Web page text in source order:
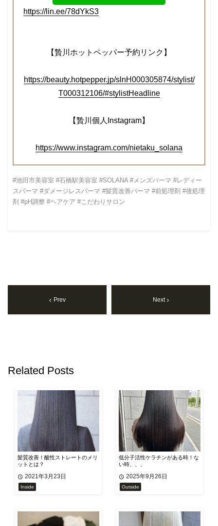
https://lin.ee/78dYkS3
【贄川ホットペッパー予約リンク】
https://beauty.hotpepper.jp/slnH000305874/stylist/
T000312106/#stylistHeadline
【贄川個人Instagram】
https://www.instagram.com/nietaku_solana
#池田市美容室 #石橋駅美容室 #SOLANA #メンズパーマ #レディー
スパーマ #ダメージレスパーマ #髪質改善パーマ #前処理剤 #後処理
剤 #pH調整 #ヘアケア #こだわりサロン
Prev Next
Related Posts
髪質改善！酸性ストレートのメリ
ットとは？
2021年3月23日
Inside
低分子活性ケラチンがある時！な
い時、、、
2025年9月26日
Outside